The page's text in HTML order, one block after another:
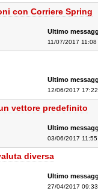
con Corriere Spring
11/07/2017 11:08
12/06/2017 17:22
vettore predefinito
03/06/2017 11:55
diversa
27/04/2017 09:33